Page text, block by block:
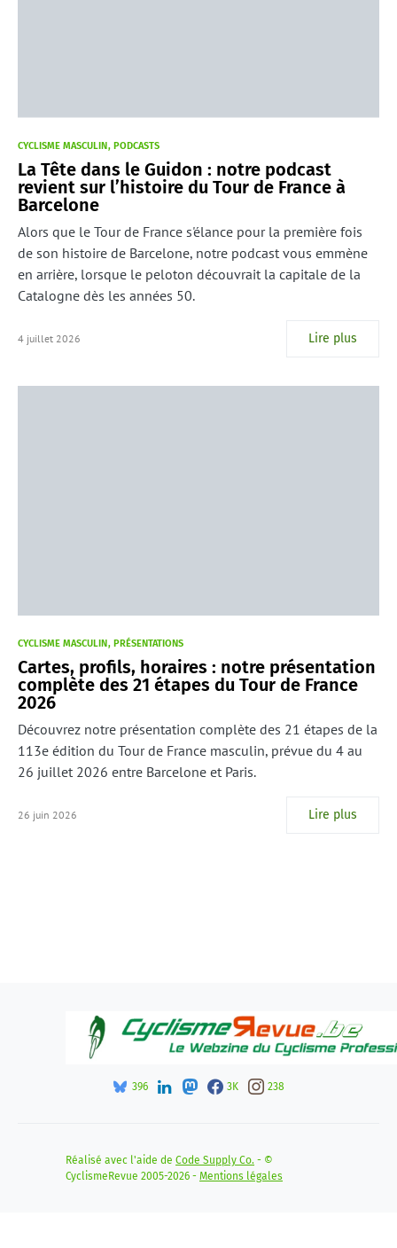
CYCLISME MASCULIN PODCASTS
La Tête dans le Guidon : notre podcast
revient sur l’histoire du Tour de France à
Barcelone
Alors que le Tour de France s'élance pour la première fois
de son histoire de Barcelone, notre podcast vous emmène
en arrière, lorsque le peloton découvrait la capitale de la
Catalogne dès les années 50.
4 juillet 2026 Lire plus
CYCLISME MASCULIN PRÉSENTATIONS
Cartes, profils, horaires : notre présentation
complète des 21 étapes du Tour de France
2026
Découvrez notre présentation complète des 21 étapes de la
113e édition du Tour de France masculin, prévue du 4 au
26 juillet 2026 entre Barcelone et Paris.
26 juin 2026 Lire plus
396 3K 238
Réalisé avec l'aide de Code Supply Co. - ©
CyclismeRevue 2005-2026 - Mentions légales